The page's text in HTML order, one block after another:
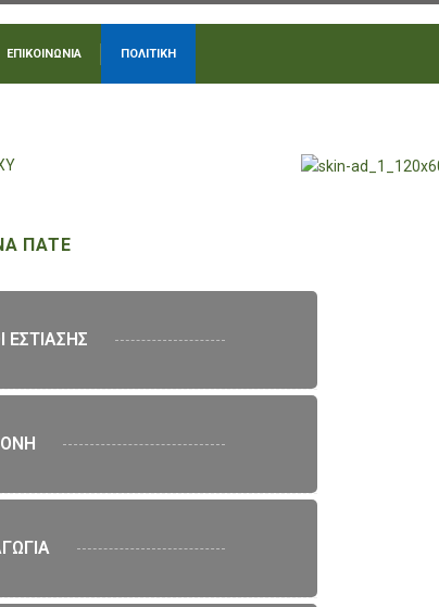
ΕΠΙΚΟΙΝΩΝΙΑ ΠΟΛΙΤΙΚΗ
ΠΑΤΕ
ΕΣΤΙΑΣΗΣ